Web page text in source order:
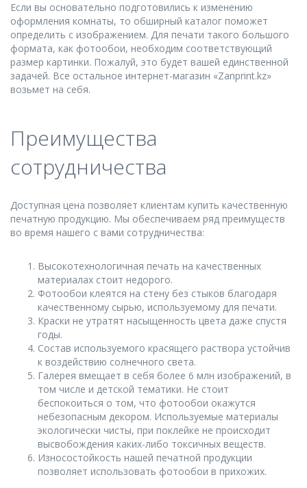
Если вы основательно подготовились к изменению
оформления комнаты, то обширный каталог поможет
определить с изображением. Для печати такого большого
формата, как фотообои, необходим соответствующий
размер картинки. Пожалуй, это будет вашей единственной
задачей. Все остальное интернет-магазин «Zanprint.kz»
возьмет на себя.
Преимущества
сотрудничества
Доступная цена позволяет клиентам купить качественную
печатную продукцию. Мы обеспечиваем ряд преимуществ
во время нашего с вами сотрудничества:
Высокотехнологичная печать на качественных
материалах стоит недорого.
Фотообои клеятся на стену без стыков благодаря
качественному сырью, используемому для печати.
Краски не утратят насыщенность цвета даже спустя
годы.
Состав используемого красящего раствора устойчив
к воздействию солнечного света.
Галерея вмещает в себя более 6 млн изображений, в
том числе и детской тематики. Не стоит
беспокоиться о том, что фотообои окажутся
небезопасным декором. Используемые материалы
экологически чисты, при поклейке не происходит
высвобождения каких-либо токсичных веществ.
Износостойкость нашей печатной продукции
позволяет использовать фотообои в прихожих.